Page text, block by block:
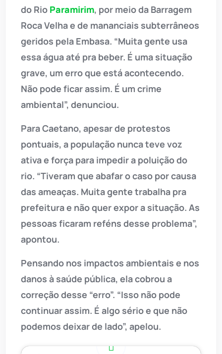
do Rio Paramirim, por meio da Barragem
Roca Velha e de mananciais subterrâneos
geridos pela Embasa. “Muita gente usa
essa água até pra beber. É uma situação
grave, um erro que está acontecendo.
Não pode ficar assim. É um crime
ambiental”, denunciou.
Para Caetano, apesar de protestos
pontuais, a população nunca teve voz
ativa e força para impedir a poluição do
rio. “Tiveram que abafar o caso por causa
das ameaças. Muita gente trabalha pra
prefeitura e não quer expor a situação. As
pessoas ficaram reféns desse problema”,
apontou.
Pensando nos impactos ambientais e nos
danos à saúde pública, ela cobrou a
correção desse “erro”. “Isso não pode
continuar assim. É algo sério e que não
podemos deixar de lado”, apelou.